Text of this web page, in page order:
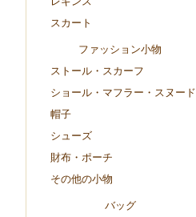
スカート
ファッション小物
ストール・スカーフ
ショール・マフラー・スヌード
帽子
シューズ
財布・ポーチ
その他の小物
バッグ